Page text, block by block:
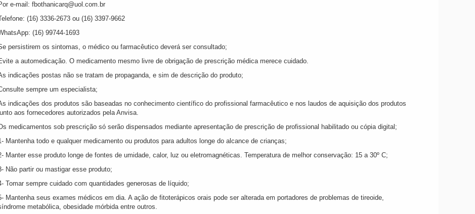
e-mail: fbothanicarq@uol.com.br
(16) 3336-2673 ou (16) 3397-9662
(16) 99744-1693
persistirem os sintomas, o médico ou farmacêutico deverá ser consultado;
a automedicação. O medicamento mesmo livre de obrigação de prescrição médica merece cuidado.
indicações postas não se tratam de propaganda, e sim de descrição do produto;
sempre um especialista;
indicações dos produtos são baseadas no conhecimento científico do profissional farmacêutico e nos laudos de aquisição dos produtos
aos fornecedores autorizados pela Anvisa.
medicamentos sob prescrição só serão dispensados mediante apresentação de prescrição de profissional habilitado ou cópia digital;
Mantenha todo e qualquer medicamento ou produtos para adultos longe do alcance de crianças;
Manter esse produto longe de fontes de umidade, calor, luz ou eletromagnéticas. Temperatura de melhor conservação: 15 a 30º C;
Não partir ou mastigar esse produto;
Tomar sempre cuidado com quantidades generosas de líquido;
Mantenha seus exames médicos em dia. A ação de fitoterápicos orais pode ser alterada em portadores de problemas de tireoide,
metabólica, obesidade mórbida entre outros.